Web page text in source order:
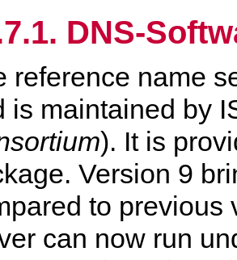
DNS-
reference name
is maintained by
). It is
Version 9
to previous
can now run